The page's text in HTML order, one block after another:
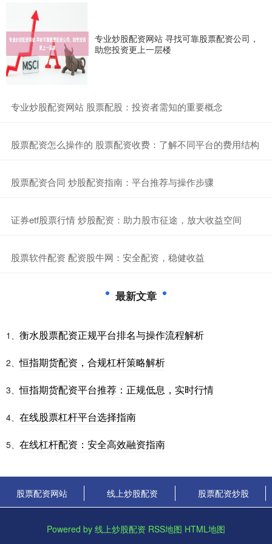
专业炒股配资网站 寻找可靠股票配资公司，
助您投资更上一层楼
​专业炒股配资网站 股票配股：投资者需知的重要概念
​股票配资怎么操作的 股票配资收费：了解不同平台的费用结构
​股票配资合同 炒股配资指南：平台推荐与操作步骤
​证券etf股票行情 炒股配资：助力股市征途，放大收益空间
​股票软件配资 配资股牛网：安全配资，稳健收益
最新文章
1、 衡水股票配资正规平台排名与操作流程解析
2、恒指期货配资，合规杠杆策略解析
3、恒指期货配资平台推荐：正规低息，实时行情
4、 在线股票杠杆平台选择指南
5、 在线杠杆配资：安全高效融资指南
股票配资网站 线上炒股配资 股票配资炒股
Powered by 线上炒股配资 RSS地图 HTML地图